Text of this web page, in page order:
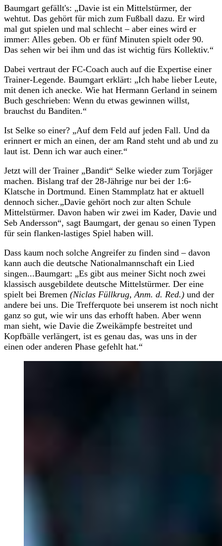
Baumgart gefällt's: „Davie ist ein Mittelstürmer, der
wehtut. Das gehört für mich zum Fußball dazu. Er wird
mal gut spielen und mal schlecht – aber eines wird er
immer: Alles geben. Ob er fünf Minuten spielt oder 90.
Das sehen wir bei ihm und das ist wichtig fürs Kollektiv.“
Dabei vertraut der FC-Coach auch auf die Expertise einer
Trainer-Legende. Baumgart erklärt: „Ich habe lieber Leute,
mit denen ich anecke. Wie hat Hermann Gerland in seinem
Buch geschrieben: Wenn du etwas gewinnen willst,
brauchst du Banditen.“
Ist Selke so einer? „Auf dem Feld auf jeden Fall. Und da
erinnert er mich an einen, der am Rand steht und ab und zu
laut ist. Denn ich war auch einer.“
Jetzt will der Trainer „Bandit“ Selke wieder zum Torjäger
machen. Bislang traf der 28-Jährige nur bei der 1:6-
Klatsche in Dortmund. Einen Stammplatz hat er aktuell
dennoch sicher.„Davie gehört noch zur alten Schule
Mittelstürmer. Davon haben wir zwei im Kader, Davie und
Seb Andersson“, sagt Baumgart, der genau so einen Typen
für sein flanken-lastiges Spiel haben will.
Dass kaum noch solche Angreifer zu finden sind – davon
kann auch die deutsche Nationalmannschaft ein Lied
singen...Baumgart: „Es gibt aus meiner Sicht noch zwei
klassisch ausgebildete deutsche Mittelstürmer. Der eine
spielt bei Bremen (Niclas Füllkrug, Anm. d. Red.) und der
andere bei uns. Die Trefferquote bei unserem ist noch nicht
ganz so gut, wie wir uns das erhofft haben. Aber wenn
man sieht, wie Davie die Zweikämpfe bestreitet und
Kopfbälle verlängert, ist es genau das, was uns in der
einen oder anderen Phase gefehlt hat.“